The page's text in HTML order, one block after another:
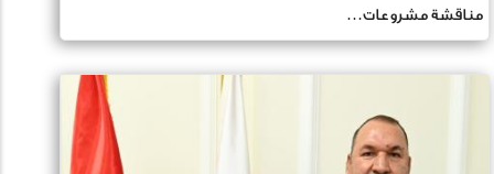
مناقشة مشروعات…